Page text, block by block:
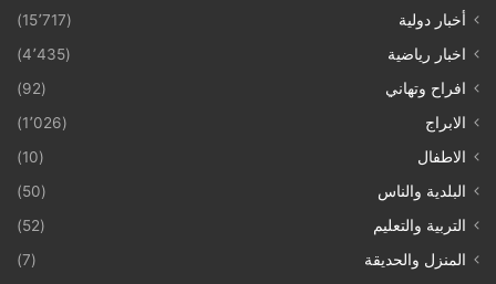
أخبار دولية
(15٬717)
اخبار رياضية
(4٬435)
افراح وتهاني
(92)
الابراج
(1٬026)
الاطفال
(10)
البلدية والناس
(50)
التربية والتعليم
(52)
المنزل والحديقة
(7)